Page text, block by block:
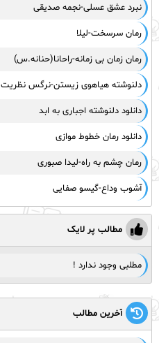
نبرد عشق عسلی-نجمه صدیقی
رمان سرسخت-لیلا
رمان زمان بی زمانه-راحانا(حنانه.س)
دلنوشته هیاهوی زیستن-نرگس نظریت
دانلود دلنوشته اجباری به ابد
دانلود رمان خطوط موازی
رمان چشم به راه-لیدا صبوری
آشوب وداع-گیسو صفایی
مطالب پر لایک
مطلبی وجود ندارد !
آخرین مطالب